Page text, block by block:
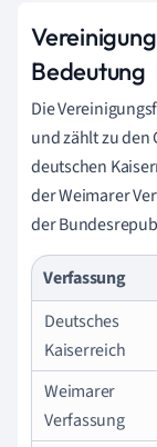
Bedeutung
Die
und zählt zu
deutschen
der Weimarer
der
Verfassung
Deutsches
Kaiserreich
Weimarer
Verfassung